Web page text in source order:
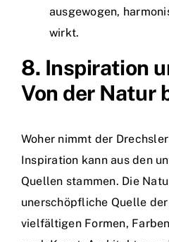
ausgewogen,
wirkt.
8. Inspiration
Von der Natur
Woher nimmt der
Inspiration kann aus den
Quellen stammen. Die
unerschöpfliche Quelle
vielfältigen Formen,